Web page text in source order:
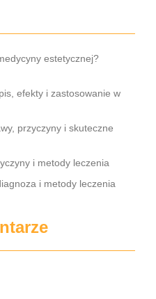
estetycznej?
efekty i zastosowanie w
przyczyny i skuteczne
i metody leczenia
i metody leczenia